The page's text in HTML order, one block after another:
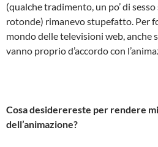
(qualche tradimento, un po’ di
rotonde) rimanevo stupefatto. Per
mondo delle televisioni web, anche
vanno proprio d’accordo con
Cosa desiderereste per rendere
dell’animazione?